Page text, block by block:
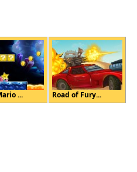
... Road of Fury...